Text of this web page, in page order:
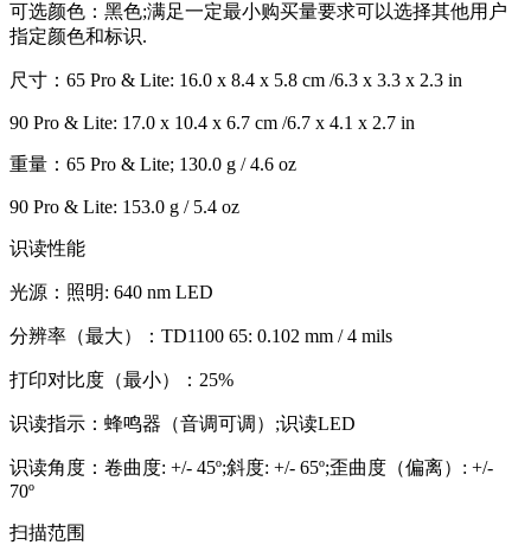
可选颜色：黑色;满足一定最小购买量要求可以选择其他用户
指定颜色和标识.
尺寸：65 Pro & Lite: 16.0 x 8.4 x 5.8 cm /6.3 x 3.3 x 2.3 in
90 Pro & Lite: 17.0 x 10.4 x 6.7 cm /6.7 x 4.1 x 2.7 in
重量：65 Pro & Lite; 130.0 g / 4.6 oz
90 Pro & Lite: 153.0 g / 5.4 oz
识读性能
光源：照明: 640 nm LED
分辨率（最大）：TD1100 65: 0.102 mm / 4 mils
打印对比度（最小）：25%
识读指示：蜂鸣器（音调可调）;识读LED
识读角度：卷曲度: +/- 45º;斜度: +/- 65º;歪曲度（偏离）: +/-
70º
扫描范围